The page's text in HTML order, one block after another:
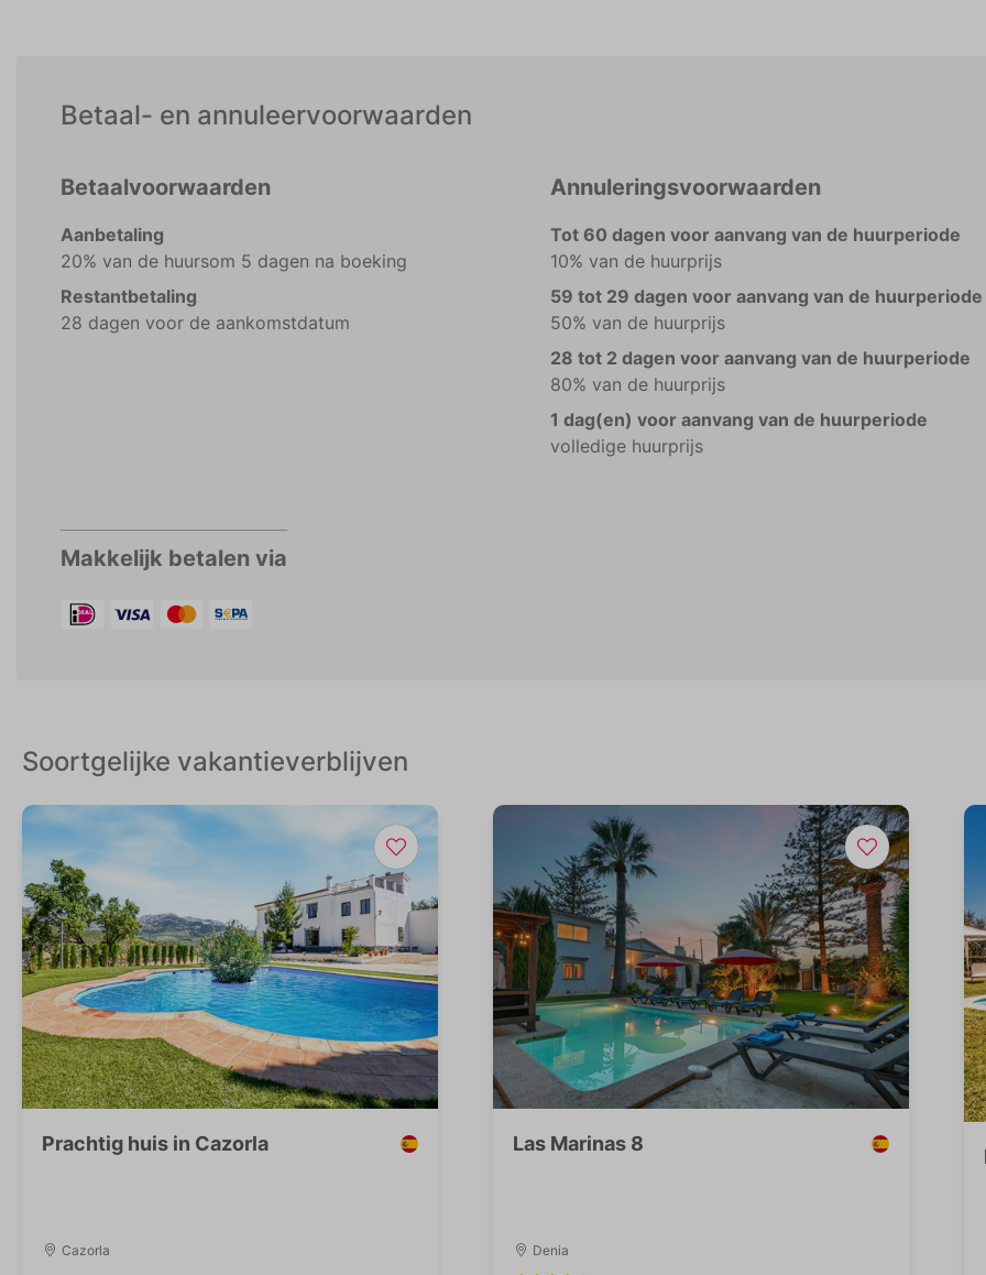
Betaal- en annuleervoorwaarden
Betaalvoorwaarden
Aanbetaling
20% van de huursom 5 dagen na boeking
Restantbetaling
28 dagen voor de aankomstdatum
Annuleringsvoorwaarden
Tot 60 dagen voor aanvang van de huurperiode
10% van de huurprijs
59 tot 29 dagen voor aanvang van de huurperiode
50% van de huurprijs
28 tot 2 dagen voor aanvang van de huurperiode
80% van de huurprijs
1 dag(en) voor aanvang van de huurperiode
volledige huurprijs
Makkelijk betalen via
Soortgelijke vakantieverblijven
Prachtig huis in Cazorla
Cazorla
Las Marinas 8
Denia